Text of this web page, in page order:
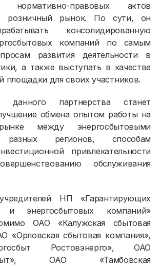
правовых актов
розничный рынок. По сути, он
консолидированную
компаний по самым
развития деятельности в
а также выступать в качестве
площадки для своих участников.
партнерства станет
обмена опытом работы на
между энергосбытовыми
разных регионов, способам
привлекательности
обслуживания
НП «Гарантирующих
и энергосбытовых компаний»
ОАО «Калужская сбытовая
«Орловская сбытовая компания»,
Ростовэнерго», ОАО
ОАО «Тамбовская
лицам